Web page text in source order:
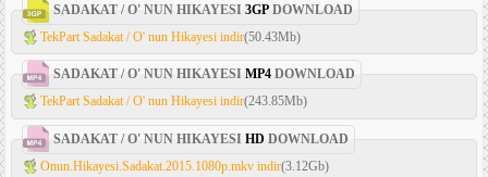
SADAKAT / O' NUN HIKAYESI 3GP DOWNLOAD
TekPart Sadakat / O' nun Hikayesi indir(50.43Mb)
SADAKAT / O' NUN HIKAYESI MP4 DOWNLOAD
TekPart Sadakat / O' nun Hikayesi indir(243.85Mb)
SADAKAT / O' NUN HIKAYESI HD DOWNLOAD
Onun.Hikayesi.Sadakat.2015.1080p.mkv indir(3.12Gb)